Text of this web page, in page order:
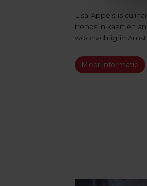
Lisa Appels is
trends in kaart en
woonachtig in
Meer informatie